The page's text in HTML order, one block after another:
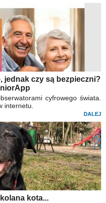
jednak czy są bezpieczni?
cyfrowego świata.
internetu.
DALEJ
kota...